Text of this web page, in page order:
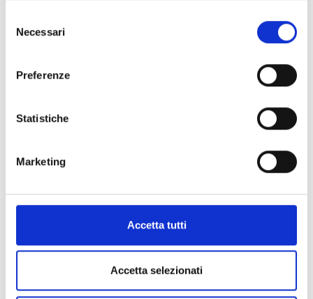
delNecessari
Preferenze
Statistiche
Marketing
Accetta tutti
Accetta selezionati
Impressioni